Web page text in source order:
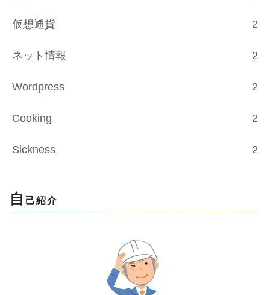
仮想通貨 2
ネット情報 2
Wordpress 2
Cooking 2
Sickness 2
自 己紹介